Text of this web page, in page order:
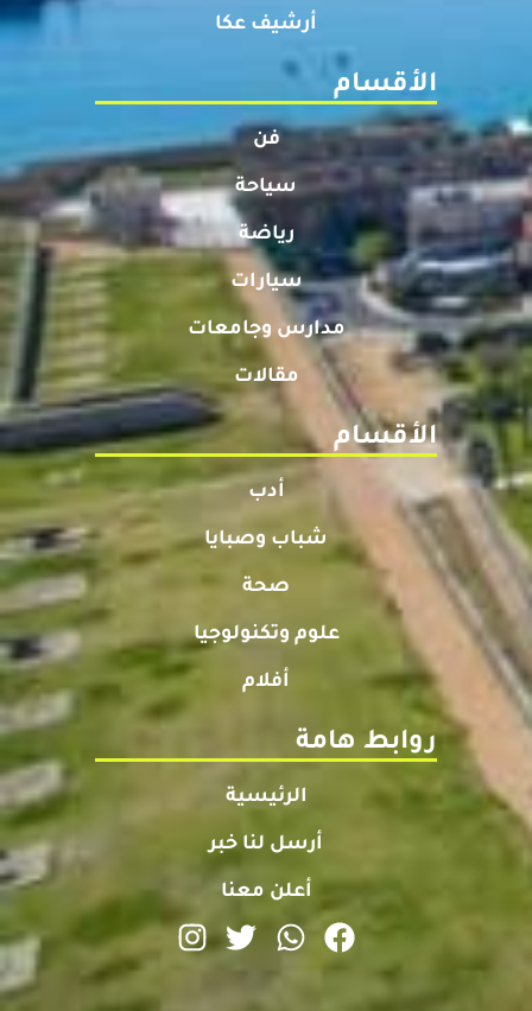
أرشيف عكا
الأقسام
فن
سياحة
رياضة
سيارات
مدارس وجامعات
مقالات
الأقسام
أدب
شباب وصبايا
صحة
علوم وتكنولوجيا
أفلام
روابط هامة
الرئيسية
أرسل لنا خبر
أعلن معنا